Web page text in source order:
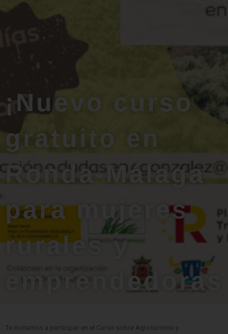
¡Nuevo curso
gratuito en
Ronda-Málaga
para mujeres
rurales y
emprendedoras
Te invitamos a participar en el Curso sobre Agroturismo y